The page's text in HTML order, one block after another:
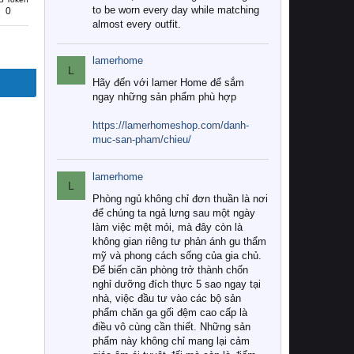
0
to be worn every day while matching
almost every outfit.
L
lamerhome
Hãy đến với lamer Home để sắm
ngay những sản phẩm phù hợp
https://lamerhomeshop.com/danh-
muc-san-pham/chieu/
L
lamerhome
Phòng ngủ không chỉ đơn thuần là nơi
để chúng ta ngả lưng sau một ngày
làm việc mệt mỏi, mà đây còn là
không gian riêng tư phản ánh gu thẩm
mỹ và phong cách sống của gia chủ.
Để biến căn phòng trở thành chốn
nghỉ dưỡng đích thực 5 sao ngay tại
nhà, việc đầu tư vào các bộ sản
phẩm chăn ga gối đệm cao cấp là
điều vô cùng cần thiết. Những sản
phẩm này không chỉ mang lại cảm